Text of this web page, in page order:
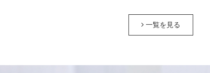
一覧を見る